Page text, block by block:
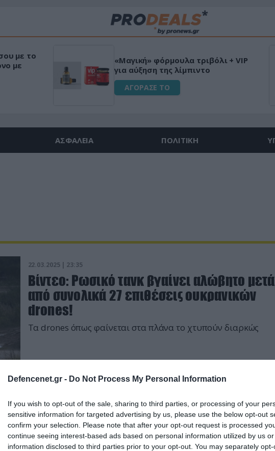
Defencenet.gr - Do Not Process My Personal Information
If you wish to opt-out of the sale, sharing to third parties, or processing of your
sensitive information for targeted advertising by us, please use the below opt-out
confirm your selection. Please note that after your opt-out request is processed
continue seeing interest-based ads based on personal information utilized by us
information disclosed to third parties prior to your opt-out. You may separately
με το
με
«Μαγική» φόρμουλα τριβόλι + VIP
για αύξηση της λίμπιντο
ΑΓΟΡΑΣΕ ΤΟ
ΑΣΦΑΛΕΙΑ ΠΟΛΙΤΙΚΗ
22.03.2025 | 23:35
Βίντεο: Ρωσικό τανκ βγαίνει αλώβητο μετά
από συνολικά 27 επιθέσεις ουκρανικών
drones!
Tα drones όπως φαίνεται στα πλάνα το χτυπούν διαρκώς